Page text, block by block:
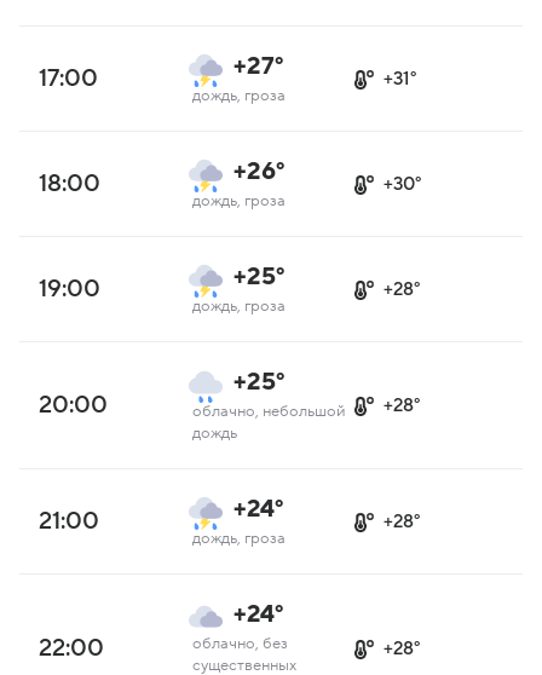
17:00 +27°
дождь, гроза
+31°
18:00 +26°
дождь, гроза
+30°
19:00 +25°
дождь, гроза
+28°
20:00
+25°
облачно, небольшой
дождь
+28°
21:00 +24°
дождь, гроза
+28°
22:00
+24°
облачно, без
существенных
+28°